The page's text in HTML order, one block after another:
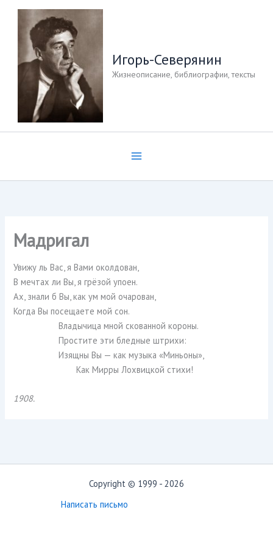
Перейти
содержимому
Игорь-Северянин
Жизнеописание, библиографии, тексты
Мадригал
Увижу ль Вас, я Вами околдован,
В мечтах ли Вы, я грёзой упоен.
Ах, знали б Вы, как ум мой очарован,
Когда Вы посещаете мой сон.
Владычица мной скованной короны.
Простите эти бледные штрихи:
Изящны Вы — как музыка «Миньоны»,
Как Мирры Лохвицкой стихи!
1908.
Copyright © 1999 - 2026
Написать письмо